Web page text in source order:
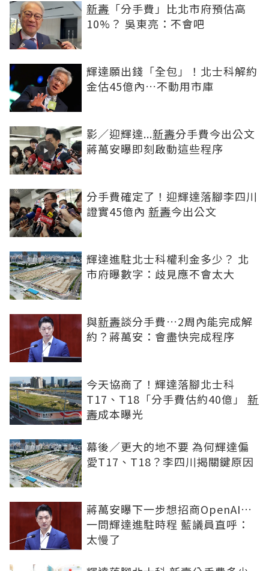
新壽 「分手費」比北市府預估高
10%？ 吳東亮：不會吧
輝達願出錢「全包」！北士科解約
金估45億內…不動用市庫
影／迎輝達...新壽分手費今出公文
蔣萬安曝即刻啟動這些程序
分手費確定了！迎輝達落腳李四川
證實45億內 新壽今出公文
輝達進駐北士科權利金多少？ 北
市府曝數字：歧見應不會太大
與新壽談分手費…2周內能完成解
約？蔣萬安：會盡快完成程序
今天協商了！輝達落腳北士科
T17、T18「分手費估約40億」 新
壽成本曝光
幕後／更大的地不要 為何輝達偏
愛T17、T18？李四川揭關鍵原因
蔣萬安曝下一步想招商OpenAI…
一問輝達進駐時程 藍議員直呼：
太慢了